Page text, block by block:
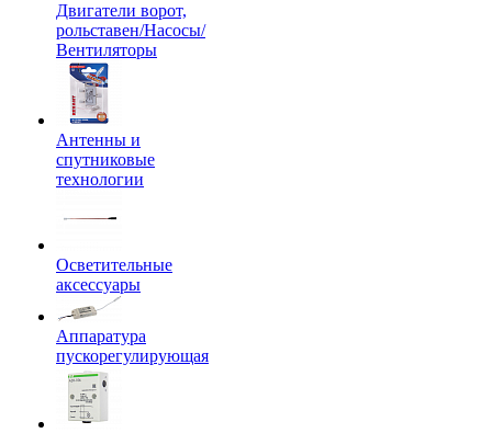
Двигатели ворот,
рольставен/Насосы/
Вентиляторы
Антенны и
спутниковые
технологии
Осветительные
аксессуары
Аппаратура
пускорегулирующая